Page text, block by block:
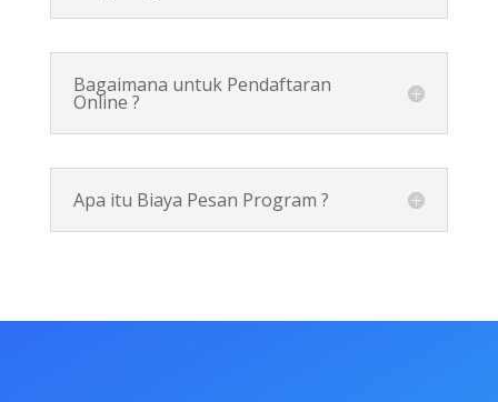
Bagaimana untuk Pendaftaran
Online ?
Apa itu Biaya Pesan Program ?